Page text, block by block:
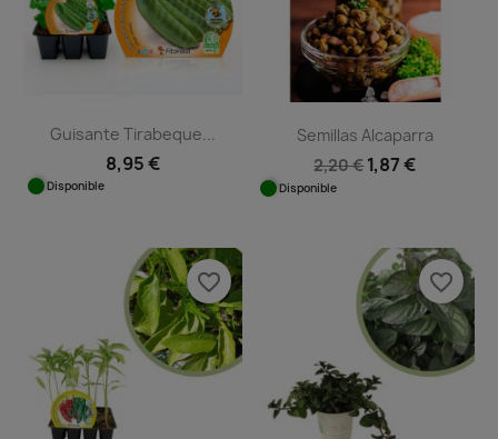
Guisante Tirabeque...
8,95 €
Disponible
Semillas Alcaparra
2,20 €1,87 €
Disponible
favorite_border favorite_border